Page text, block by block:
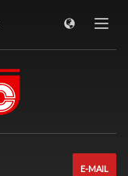
E-MAIL